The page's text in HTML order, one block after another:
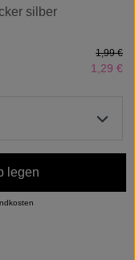
silber
1,29 €
1,99 €
legen